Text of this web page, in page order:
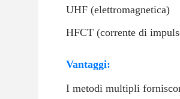
UHF (elettromagnetica)
HFCT (corrente di
Vantaggi:
I metodi multipli